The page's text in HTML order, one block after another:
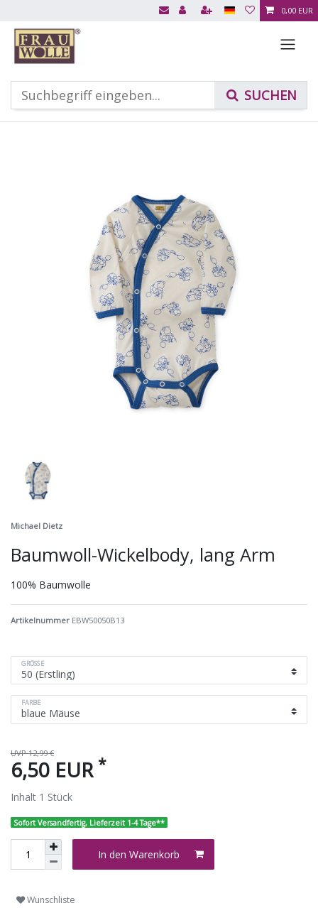
0,00 EUR
Michael Dietz
Baumwoll-Wickelbody, lang Arm
100% Baumwolle
Artikelnummer EBW50050B13
GRÖSSE
FARBE
UVP 12,99 €
6,50 EUR *
Inhalt 1 Stück
Sofort Versandfertig, Lieferzeit 1-4 Tage**
In den Warenkorb
Wunschliste